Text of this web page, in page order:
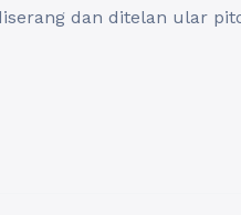
dan ditelan ular
hangat di seluruh